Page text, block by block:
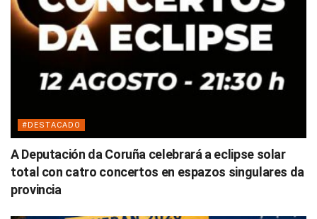
#DESTACADO
A Deputación da Coruña celebrará a eclipse solar
total con catro concertos en espazos singulares da
provincia